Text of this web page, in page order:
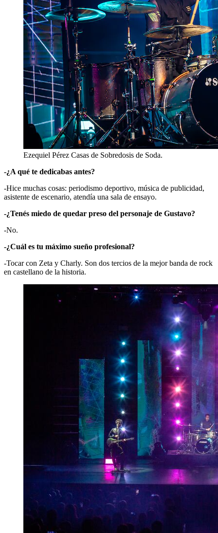
Ezequiel Pérez Casas de Sobredosis de Soda.
-¿A qué te dedicabas antes?
-Hice muchas cosas: periodismo deportivo, música de publicidad,
asistente de escenario, atendía una sala de ensayo.
-¿Tenés miedo de quedar preso del personaje de Gustavo?
-No.
-¿Cuál es tu máximo sueño profesional?
-Tocar con Zeta y Charly. Son dos tercios de la mejor banda de rock
en castellano de la historia.